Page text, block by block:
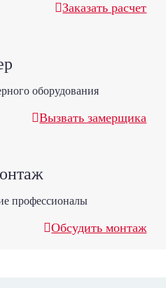
Заказать расчет
оборудования
Вызвать замерщика
профессионалы
Обсудить монтаж